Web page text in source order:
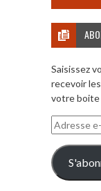
Saisissez
recevoir
votre
Adresse
e-
mail